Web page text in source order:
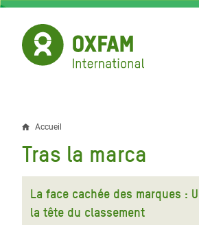
Aller
contenu
principal
Fil
d'Ariane
Accueil
Tras la marca
La face cachée des marques :
la tête du classement